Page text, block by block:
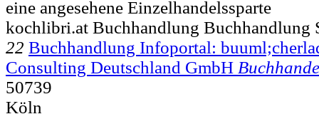
eine angesehene Einzelhandelssparte
kochlibri.at Buchhandlung Buchhandlung
22 Buchhandlung Infoportal:
Consulting Deutschland GmbH
50739
Köln